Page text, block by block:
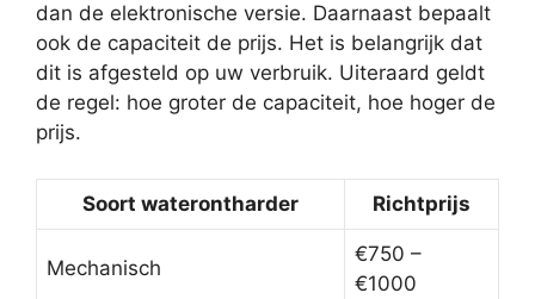
dan de elektronische versie. Daarnaast bepaalt
ook de capaciteit de prijs. Het is belangrijk dat
dit is afgesteld op uw verbruik. Uiteraard geldt
de regel: hoe groter de capaciteit, hoe hoger de
prijs.
Soort waterontharder Richtprijs
Mechanisch
€750 –
€1000